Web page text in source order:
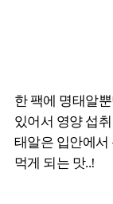
한 팩에 명태알
있어서 영양 섭
태알은 입안에서
먹게 되는 맛..!